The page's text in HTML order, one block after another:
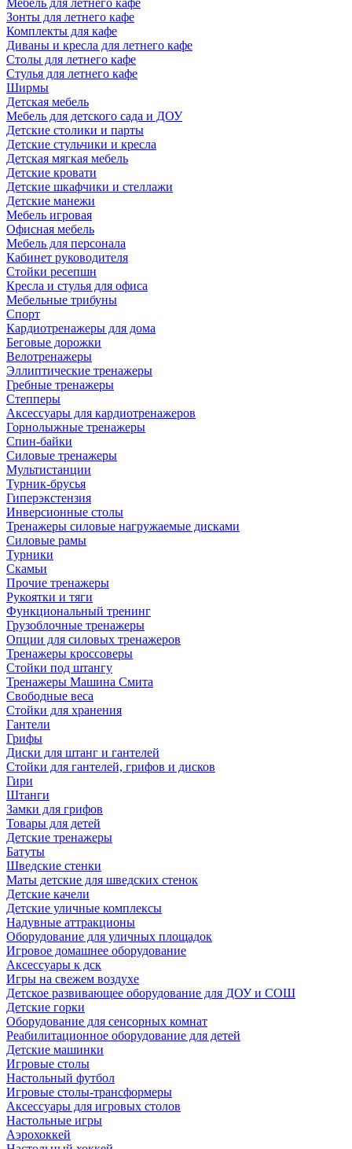
Мебель для летнего кафе
Зонты для летнего кафе
Комплекты для кафе
Диваны и кресла для летнего кафе
Столы для летнего кафе
Стулья для летнего кафе
Ширмы
Детская мебель
Мебель для детского сада и ДОУ
Детские столики и парты
Детские стульчики и кресла
Детская мягкая мебель
Детские кровати
Детские шкафчики и стеллажи
Детские манежи
Мебель игровая
Офисная мебель
Мебель для персонала
Кабинет руководителя
Стойки ресепшн
Кресла и стулья для офиса
Мебельные трибуны
Спорт
Кардиотренажеры для дома
Беговые дорожки
Велотренажеры
Эллиптические тренажеры
Гребные тренажеры
Степперы
Аксессуары для кардиотренажеров
Горнолыжные тренажеры
Спин-байки
Силовые тренажеры
Мультистанции
Турник-брусья
Гиперэкстензия
Инверсионные столы
Тренажеры силовые нагружаемые дисками
Силовые рамы
Турники
Скамьи
Прочие тренажеры
Рукоятки и тяги
Функциональный тренинг
Грузоблочные тренажеры
Опции для силовых тренажеров
Тренажеры кроссоверы
Стойки под штангу
Тренажеры Машина Смита
Свободные веса
Стойки для хранения
Гантели
Грифы
Диски для штанг и гантелей
Стойки для гантелей, грифов и дисков
Гири
Штанги
Замки для грифов
Товары для детей
Детские тренажеры
Батуты
Шведские стенки
Маты детские для шведских стенок
Детские качели
Детские уличные комплексы
Надувные аттракционы
Оборудование для уличных площадок
Игровое домашнее оборудование
Аксессуары к дск
Игры на свежем воздухе
Детское развивающее оборудование для ДОУ и СОШ
Детские горки
Оборудование для сенсорных комнат
Реабилитационное оборудование для детей
Детские машинки
Игровые столы
Настольный футбол
Игровые столы-трансформеры
Аксессуары для игровых столов
Настольные игры
Аэрохоккей